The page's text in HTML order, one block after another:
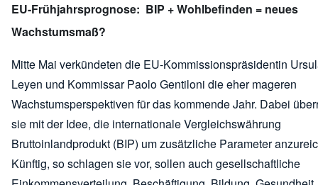
EU-Frühjahrsprognose: BIP + Wohlbefinden = neues
Wachstumsmaß?
Mitte Mai verkündeten die EU-Kommissionspräsidentin
Leyen und Kommissar Paolo Gentiloni die eher mageren
Wachstumsperspektiven für das kommende Jahr. Dabei
sie mit der Idee, die internationale Vergleichswährung
Bruttoinlandprodukt (BIP) um zusätzliche Parameter
Künftig, so schlagen sie vor, sollen auch gesellschaftliche